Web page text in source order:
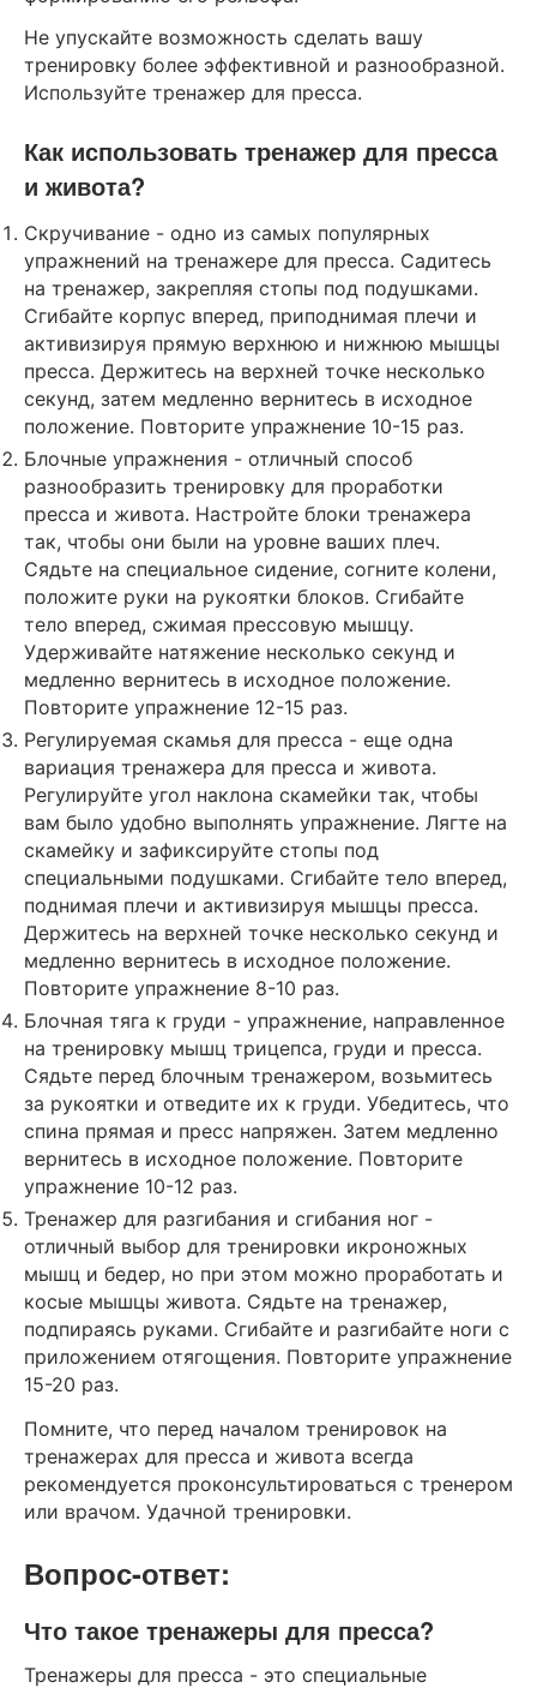
Не упускайте возможность сделать вашу
тренировку более эффективной и разнообразной.
Используйте тренажер для пресса.
Как использовать тренажер для пресса
и живота?
Скручивание - одно из самых популярных
упражнений на тренажере для пресса. Садитесь
на тренажер, закрепляя стопы под подушками.
Сгибайте корпус вперед, приподнимая плечи и
активизируя прямую верхнюю и нижнюю мышцы
пресса. Держитесь на верхней точке несколько
секунд, затем медленно вернитесь в исходное
положение. Повторите упражнение 10-15 раз.
Блочные упражнения - отличный способ
разнообразить тренировку для проработки
пресса и живота. Настройте блоки тренажера
так, чтобы они были на уровне ваших плеч.
Сядьте на специальное сидение, согните колени,
положите руки на рукоятки блоков. Сгибайте
тело вперед, сжимая прессовую мышцу.
Удерживайте натяжение несколько секунд и
медленно вернитесь в исходное положение.
Повторите упражнение 12-15 раз.
Регулируемая скамья для пресса - еще одна
вариация тренажера для пресса и живота.
Регулируйте угол наклона скамейки так, чтобы
вам было удобно выполнять упражнение. Лягте на
скамейку и зафиксируйте стопы под
специальными подушками. Сгибайте тело вперед,
поднимая плечи и активизируя мышцы пресса.
Держитесь на верхней точке несколько секунд и
медленно вернитесь в исходное положение.
Повторите упражнение 8-10 раз.
Блочная тяга к груди - упражнение, направленное
на тренировку мышц трицепса, груди и пресса.
Сядьте перед блочным тренажером, возьмитесь
за рукоятки и отведите их к груди. Убедитесь, что
спина прямая и пресс напряжен. Затем медленно
вернитесь в исходное положение. Повторите
упражнение 10-12 раз.
Тренажер для разгибания и сгибания ног -
отличный выбор для тренировки икроножных
мышц и бедер, но при этом можно проработать и
косые мышцы живота. Сядьте на тренажер,
подпираясь руками. Сгибайте и разгибайте ноги с
приложением отягощения. Повторите упражнение
15-20 раз.
Помните, что перед началом тренировок на
тренажерах для пресса и живота всегда
рекомендуется проконсультироваться с тренером
или врачом. Удачной тренировки.
Вопрос-ответ:
Что такое тренажеры для пресса?
Тренажеры для пресса - это специальные